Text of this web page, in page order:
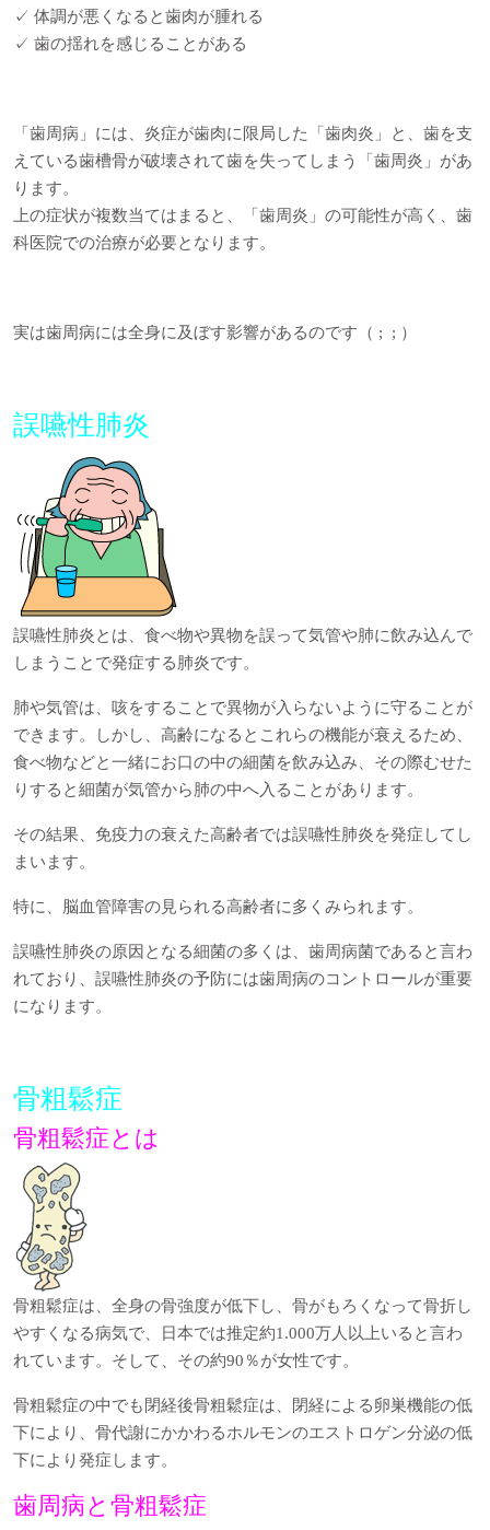
✓ 体調が悪くなると歯肉が腫れる
✓ 歯の揺れを感じることがある
「歯周病」には、炎症が歯肉に限局した「歯肉炎」と、歯を支
えている歯槽骨が破壊されて歯を失ってしまう「歯周炎」があ
ります。
上の症状が複数当てはまると、「歯周炎」の可能性が高く、歯
科医院での治療が必要となります。
実は歯周病には全身に及ぼす影響があるのです（ ; ; ）
誤嚥性肺炎
誤嚥性肺炎とは、食べ物や異物を誤って気管や肺に飲み込んで
しまうことで発症する肺炎です。
肺や気管は、咳をすることで異物が入らないように守ることが
できます。しかし、高齢になるとこれらの機能が衰えるため、
食べ物などと一緒にお口の中の細菌を飲み込み、その際むせた
りすると細菌が気管から肺の中へ入ることがあります。
その結果、免疫力の衰えた高齢者では誤嚥性肺炎を発症してし
まいます。
特に、脳血管障害の見られる高齢者に多くみられます。
誤嚥性肺炎の原因となる細菌の多くは、歯周病菌であると言わ
れており、誤嚥性肺炎の予防には歯周病のコントロールが重要
になります。
骨粗鬆症
骨粗鬆症とは
骨粗鬆症は、全身の骨強度が低下し、骨がもろくなって骨折し
やすくなる病気で、日本では推定約1.000万人以上いると言わ
れています。そして、その約90％が女性です。
骨粗鬆症の中でも閉経後骨粗鬆症は、閉経による卵巣機能の低
下により、骨代謝にかかわるホルモンのエストロゲン分泌の低
下により発症します。
歯周病と骨粗鬆症